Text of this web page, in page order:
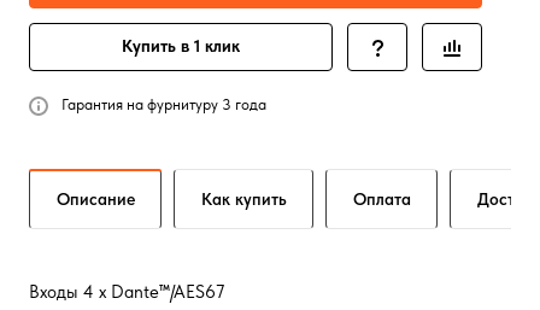
Купить в 1 клик
Гарантия на фурнитуру 3 года
Описание Как купить Оплата
Входы 4 x Dante™/AES67